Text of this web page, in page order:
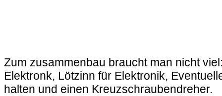
Zum zusammenbau braucht man nicht
Elektronk, Lötzinn für Elektronik,
halten und einen Kreuzschraubendreher.